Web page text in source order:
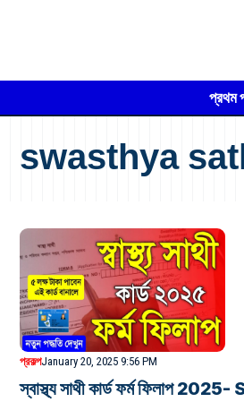
প্রথম
swasthya
প্রকল্পJanuary 20, 2025 9:56 PM
স্বাস্থ্য সাথী কার্ড ফর্ম ফিলাপ